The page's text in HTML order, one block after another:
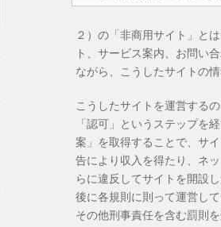
２）の「非商用サイト」と
ト、サービス案内、お問い
ながら、こうしたサイトの
こうしたサイトを運営する
「認可」というステップを
案」を取得することで、サ
告により収入を得たり、ネ
らに違反してサイトを開設
後に各規則に則って運営し
その他刑事責任を含む罰則